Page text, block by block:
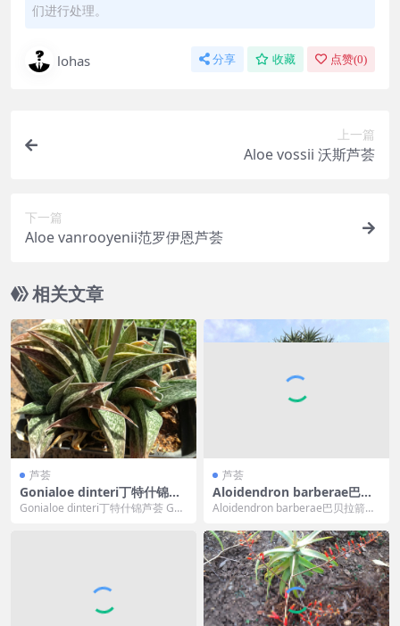
们进行处理。
lohas 分享 收藏 点赞(0)
上一篇
Aloe vossii 沃斯芦荟
下一篇
Aloe vanrooyenii范罗伊恩芦荟
相关文章
芦荟
Gonialoe dinteri丁特什锦芦
荟
Gonialoe dinteri丁特什锦芦荟 Gon
芦荟
Aloidendron barberae巴贝
拉箭袋树，大树芦荟
Aloidendron barberae巴贝拉箭袋